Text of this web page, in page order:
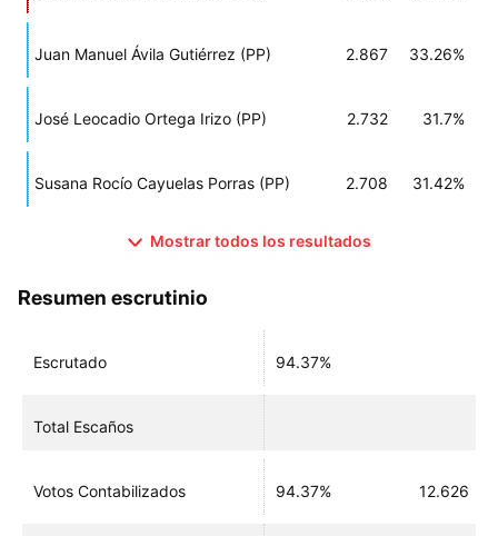
Juan Manuel Ávila Gutiérrez (PP) 2.867 33.26%
José Leocadio Ortega Irizo (PP) 2.732 31.7%
Susana Rocío Cayuelas Porras (PP) 2.708 31.42%
Mostrar todos los resultados
Resumen escrutinio
Escrutado 94.37%
Total Escaños
Votos Contabilizados 94.37% 12.626